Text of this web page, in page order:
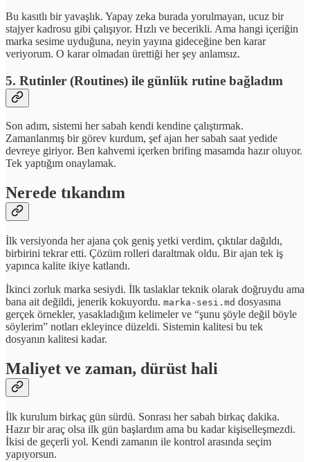
Bu kasıtlı bir yavaşlık. Yapay zeka burada yorulmayan, ucuz bir
stajyer kadrosu gibi çalışıyor. Hızlı ve becerikli. Ama hangi içeriğin
marka sesime uyduğuna, neyin yayına gideceğine ben karar
veriyorum. O karar olmadan ürettiği her şey anlamsız.
5. Rutinler (Routines) ile günlük rutine bağladım
Son adım, sistemi her sabah kendi kendine çalıştırmak.
Zamanlanmış bir görev kurdum, şef ajan her sabah saat yedide
devreye giriyor. Ben kahvemi içerken brifing masamda hazır oluyor.
Tek yaptığım onaylamak.
Nerede tıkandım
İlk versiyonda her ajana çok geniş yetki verdim, çıktılar dağıldı,
birbirini tekrar etti. Çözüm rolleri daraltmak oldu. Bir ajan tek iş
yapınca kalite ikiye katlandı.
İkinci zorluk marka sesiydi. İlk taslaklar teknik olarak doğruydu ama
bana ait değildi, jenerik kokuyordu. marka-sesi.md dosyasına
gerçek örnekler, yasakladığım kelimeler ve “şunu şöyle değil böyle
söylerim” notları ekleyince düzeldi. Sistemin kalitesi bu tek
dosyanın kalitesi kadar.
Maliyet ve zaman, dürüst hali
İlk kurulum birkaç gün sürdü. Sonrası her sabah birkaç dakika.
Hazır bir araç olsa ilk gün başlardım ama bu kadar kişiselleşmezdi.
İkisi de geçerli yol. Kendi zamanın ile kontrol arasında seçim
yapıyorsun.